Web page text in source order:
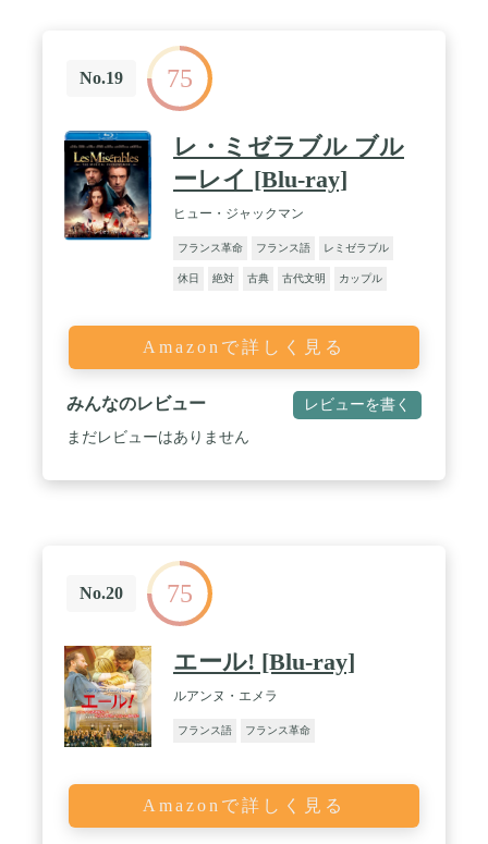
No.19 75
レ・ミゼラブル ブル
ーレイ [Blu-ray]
ヒュー・ジャックマン
フランス革命 フランス語 レミゼラブル
休日 絶対 古典 古代文明 カップル
Amazonで詳しく見る
みんなのレビュー レビューを書く
まだレビューはありません
No.20 75
エール! [Blu-ray]
ルアンヌ・エメラ
フランス語 フランス革命
Amazonで詳しく見る